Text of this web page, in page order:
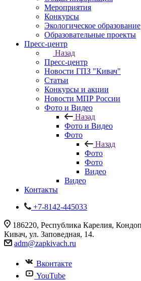
Мероприятия
Конкурсы
Экологическое образование
Образовательные проекты
Пресс-центр
Назад
Пресс-центр
Новости ГПЗ "Кивач"
Статьи
Конкурсы и акции
Новости МПР России
Фото и Видео
Назад
Фото и Видео
Фото
Назад
Фото
Фото
Видео
Видео
Контакты
+7-8142-445033
186220, Республика Карелия,
Кивач, ул. Заповедная, 14.
adm@zapkivach.ru
Вконтакте
YouTube